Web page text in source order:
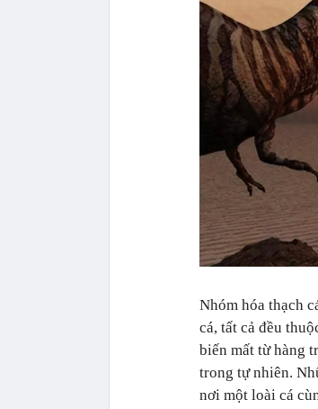
Nhóm hóa thạch
cá, tất cả đều
biến mất từ hàng
trong tự nhiên.
nơi một loài cá